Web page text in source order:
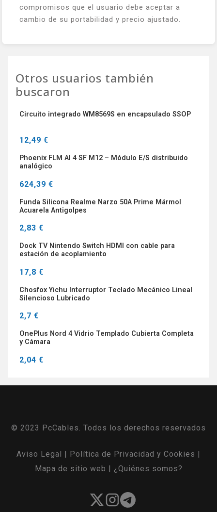
compromisos que el usuario debe aceptar a
cambio de su portabilidad y precio ajustado.
Otros usuarios también
buscaron
Circuito integrado WM8569S en encapsulado SSOP
12,49 €
Phoenix FLM AI 4 SF M12 – Módulo E/S distribuido
analógico
624,39 €
Funda Silicona Realme Narzo 50A Prime Mármol
Acuarela Antigolpes
2,83 €
Dock TV Nintendo Switch HDMI con cable para
estación de acoplamiento
17,8 €
Chosfox Yichu Interruptor Teclado Mecánico Lineal
Silencioso Lubricado
2,7 €
OnePlus Nord 4 Vidrio Templado Cubierta Completa
y Cámara
2,04 €
© 2023 PcCables. Todos los derechos reservados
Aviso Legal | Política de Privacidad y Cookies |
Mapa de sitio web | ¿Quiénes somos?